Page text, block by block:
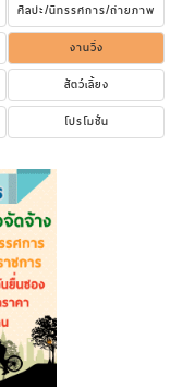
ศิลปะ/นิทรรศการ/ถ่ายภาพ
งานวิ่ง
สัตว์เลี้ยง
โปรโมชั่น